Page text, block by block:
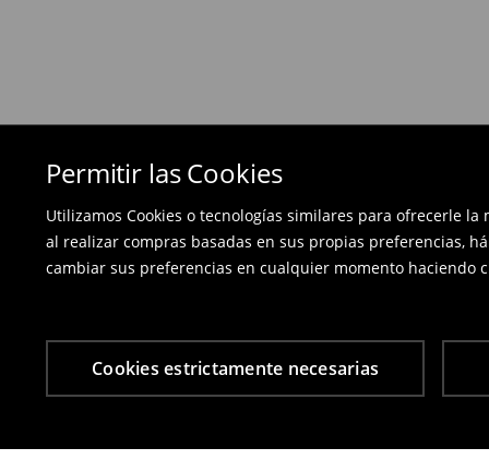
Permitir las Cookies
Utilizamos Cookies o tecnologías similares para ofrecerle
al realizar compras basadas en sus propias preferencias,
cambiar sus preferencias en cualquier momento haciendo
Cookies estrictamente necesarias